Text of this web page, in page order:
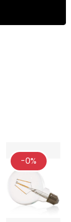
-0%